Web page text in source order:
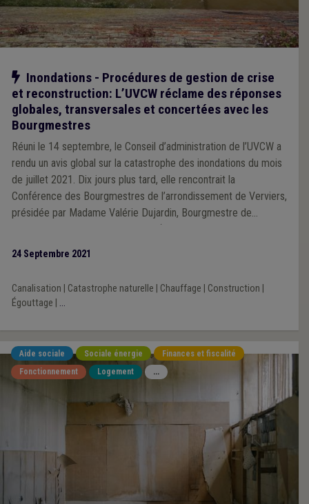
Notre action
Inondations - Procédures de gestion de crise
et reconstruction: L’UVCW réclame des réponses
globales, transversales et concertées avec les
Bourgmestres
Réuni le 14 septembre, le Conseil d’administration de l’UVCW a
rendu un avis global sur la catastrophe des inondations du mois
de juillet 2021. Dix jours plus tard, elle rencontrait la
Conférence des Bourgmestres de l’arrondissement de Verviers,
présidée par Madame Valérie Dujardin, Bourgmestre de
en force de proposition nourrie directement des réalités,
24 Septembre 2021
Canalisation Catastrophe naturelle Chauffage Construction
Égouttage
...
Aide sociale Sociale énergie
Finances et fiscalité
Fonctionnement
Logement ...